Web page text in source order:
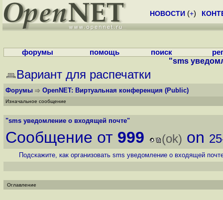
НОВОСТИ (+)
форумы помощь поиск
"sms
Вариант для распечатки
Форумы OpenNET: Виртуальная конференция (Public)
Изначальное сообщение
"sms уведомление о входящей почте"
Сообщение от 999 (ok) on
Подскажите, как организовать sms уведомление о входящей
Оглавление